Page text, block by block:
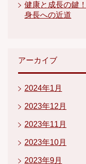
健康と成長の鍵
身長への近道
アーカイブ
2024年1月
2023年12月
2023年11月
2023年10月
2023年9月